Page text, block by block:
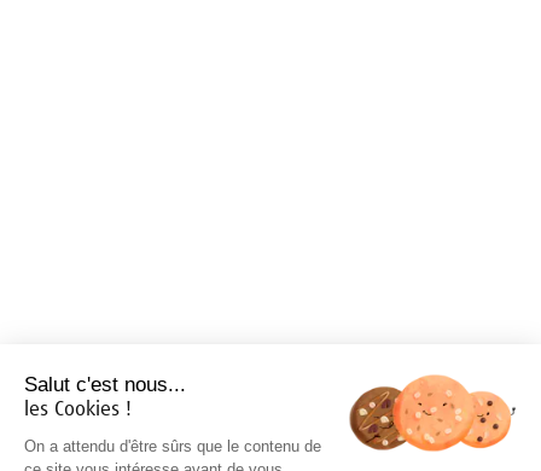
Salut c'est nous...
les Cookies !
On a attendu d'être sûrs que le contenu de